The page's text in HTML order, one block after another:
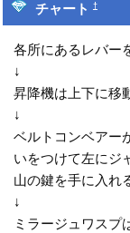
チャート †
各所にあるレバー
↓
昇降機は上下に移
↓
ベルトコンベアー
いをつけて左にジ
山の鍵を手に入れ
↓
ミラージュワスプ